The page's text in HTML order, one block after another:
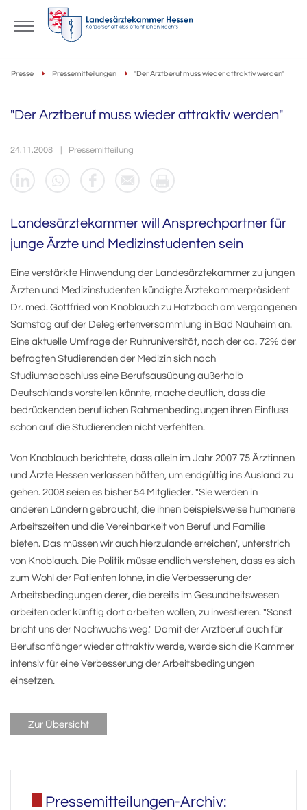
Presse Pressemitteilungen "Der Arztberuf muss wieder attraktiv werden"
"Der Arztberuf muss wieder attraktiv werden"
24.11.2008 Pressemitteilung
Landesärztekammer will Ansprechpartner für
junge Ärzte und Medizinstudenten sein
Eine verstärkte Hinwendung der Landesärztekammer zu jungen
Ärzten und Medizinstudenten kündigte Ärztekammerpräsident
Dr. med. Gottfried von Knoblauch zu Hatzbach am vergangenen
Samstag auf der Delegiertenversammlung in Bad Nauheim an.
Eine aktuelle Umfrage der Ruhruniversität, nach der ca. 72% der
befragten Studierenden der Medizin sich nach
Studiumsabschluss eine Berufsausübung außerhalb
Deutschlands vorstellen könnte, mache deutlich, dass die
bedrückenden beruflichen Rahmenbedingungen ihren Einfluss
schon auf die Studierenden nicht verfehlten.
Von Knoblauch berichtete, dass allein im Jahr 2007 75 Ärztinnen
und Ärzte Hessen verlassen hätten, um endgültig ins Ausland zu
gehen. 2008 seien es bisher 54 Mitglieder. "Sie werden in
anderen Ländern gebraucht, die ihnen beispielsweise humanere
Arbeitszeiten und die Vereinbarkeit von Beruf und Familie
bieten. Das müssen wir auch hierzulande erreichen", unterstrich
von Knoblauch. Die Politik müsse endlich verstehen, dass es sich
zum Wohl der Patienten lohne, in die Verbesserung der
Arbeitsbedingungen derer, die bereits im Gesundheitswesen
arbeiten oder künftig dort arbeiten wollen, zu investieren. "Sonst
bricht uns der Nachwuchs weg." Damit der Arztberuf auch für
Berufsanfänger wieder attraktiv werde, werde sich die Kammer
intensiv für eine Verbesserung der Arbeitsbedingungen
einsetzen.
Zur Übersicht
Pressemitteilungen-Archiv: